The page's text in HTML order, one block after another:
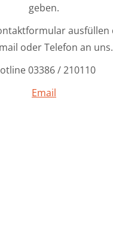
geben.
ausfüllen
oder Telefon an uns.
03386 / 210110
Email